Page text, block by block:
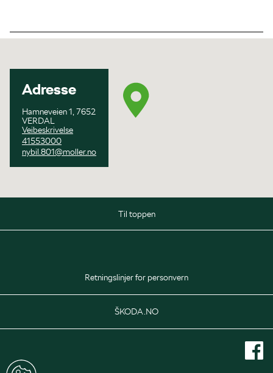
Adresse
Hamneveien 1, 7652
VERDAL
Veibeskrivelse
41553000
nybil.801@moller.no
Til toppen
Retningslinjer for personvern
ŠKODA.NO